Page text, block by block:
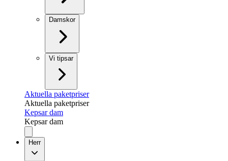
Damskor
Vi tipsar
Aktuella paketpriser
Aktuella paketpriser
Kepsar dam
Kepsar dam
Herr